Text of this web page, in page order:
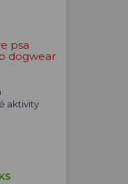
psa
dogwear
aktivity